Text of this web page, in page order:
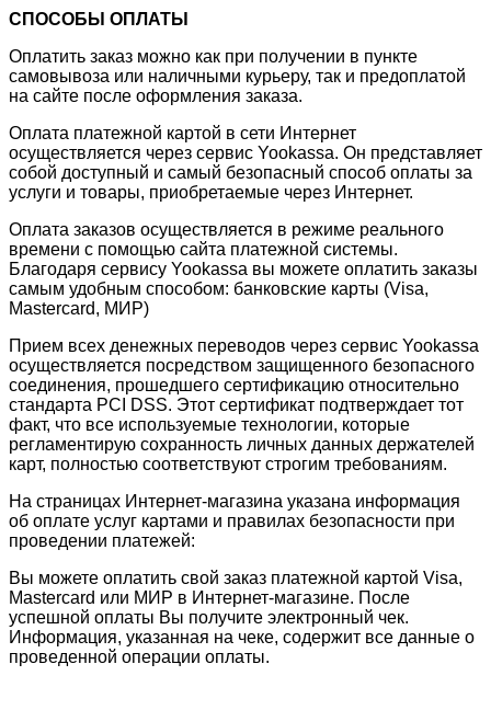
СПОСОБЫ ОПЛАТЫ
Оплатить заказ можно как при получении в пункте
самовывоза или наличными курьеру, так и предоплатой
на сайте после оформления заказа.
Оплата платежной картой в сети Интернет
осуществляется через сервис Yookassa. Он представляет
собой доступный и самый безопасный способ оплаты за
услуги и товары, приобретаемые через Интернет.
Оплата заказов осуществляется в режиме реального
времени с помощью сайта платежной системы.
Благодаря сервису Yookassa вы можете оплатить заказы
самым удобным способом: банковские карты (Visa,
Mastercard, МИР)
Прием всех денежных переводов через сервис Yookassa
осуществляется посредством защищенного безопасного
соединения, прошедшего сертификацию относительно
стандарта PCI DSS. Этот сертификат подтверждает тот
факт, что все используемые технологии, которые
регламентирую сохранность личных данных держателей
карт, полностью соответствуют строгим требованиям.
На страницах Интернет-магазина указана информация
об оплате услуг картами и правилах безопасности при
проведении платежей:
Вы можете оплатить свой заказ платежной картой Visa,
Mastercard или МИР в Интернет-магазине. После
успешной оплаты Вы получите электронный чек.
Информация, указанная на чеке, содержит все данные о
проведенной операции оплаты.